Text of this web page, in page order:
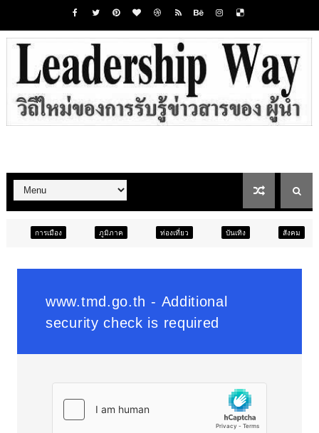
ภูมิภาค ท่องเที่ยว บันเทิง สังคม ภูมิภาค